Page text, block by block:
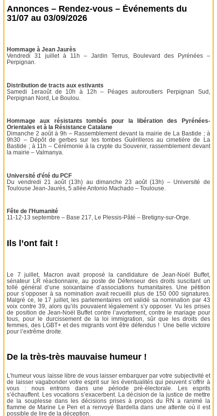
Annonces – Rendez-vous – Événements du
31/07 au 03/09/2026
Hommage à Jean Jaurès
Vendredi 31 juillet à 11h – Jardin Terrus, Boulevard des Pyrénées –
Perpignan.
Distribution de tracts aux estivants
Samedi 1eraoût de 10h à 12h – Péages autoroutiers Perpignan Sud,
Perpignan Nord, Le Boulou.
Hommage aux résistants tombés pour la libération des Pyrénées-
Orientales et à la Résistance Catalane
Dimanche 2 août à 9h – Rassemblement devant la mairie de La Bastide ; à
9h30 – Dépôt de gerbes sur les tombes Guérilleros au cimetière de La
Bastide ; à 11h – Cérémonie à la crypte du Souvenir, rassemblement devant
la mairie – Valmanya.
Université d’été du PCF
Du vendredi 21 août (13h) au dimanche 23 août (13h) – Université de
Toulouse Jean-Jaurès, 5 allée Antonio Machado – Toulouse.
Fête de l’Humanité
11-12-13 septembre – Base 217, Le Plessis-Pâté – Bretigny-sur-Orge.
Ils l’ont fait !
Le 7 juillet, Macron avait proposé la candidature de Jean-Noël Buffet,
sénateur LR réactionnaire, au poste de Défenseur des droits suscitant un
tollé général d’une soixantaine d’associations humanitaires. Une pétition
pour s’opposer à sa nomination avait recueilli plus de 150 000 signatures.
Malgré ce, le 17 juillet, les parlementaires ont validé sa nomination par 43
voix contre 39, alors qu’ils pouvaient légalement s’y opposer. Vu les prises
de position de Jean-Noël Buffet contre l’avortement, contre le mariage pour
tous, pour le durcissement de la loi immigration, sûr que les droits des
femmes, des LGBT+ et des migrants vont être défendus ! Une belle victoire
pour l’extrême droite.
De la très-très mauvaise humeur !
L’humeur vous laisse libre de vous laisser embarquer par votre subjectivité et
de laisser vagabonder votre esprit sur les éventualités qui peuvent s’offrir à
vous : nous entrons dans une période pré-électorale. Les esprits
s’échauffent. Les vocations s’exacerbent. La décision de la justice de mettre
de la souplesse dans les décisions prises à propos du RN a ranimé la
flamme de Marine Le Pen et a renvoyé Bardella dans une attente où il est
possible de lire de la déception.